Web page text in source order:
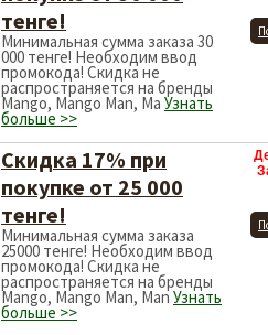
тенге!
Минимальная сумма заказа 30
000 тенге! Необходим ввод
промокода! Скидка не
распространяется на бренды
Mango, Mango Man, Ma Узнать
больше >>
Скидка 17% при
покупке от 25 000
тенге!
Минимальная сумма заказа
25000 тенге! Необходим ввод
промокода! Скидка не
распространяется на бренды
Mango, Mango Man, Man Узнать
больше >>